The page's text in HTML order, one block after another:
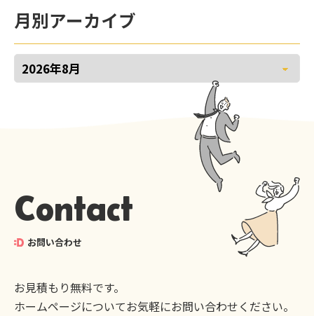
月別アーカイブ
Contact
お問い合わせ
お見積もり無料です。
ホームページについてお気軽にお問い合わせください。